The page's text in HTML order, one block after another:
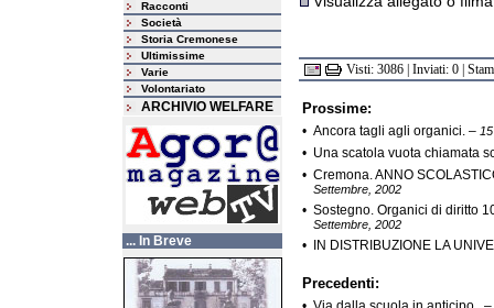
Racconti
Società
Storia Cremonese
Ultimissime
Varie
Volontariato
ARCHIVIO WELFARE
... In Breve
Visti: 3086 | Inviati: 0 |
Prossime:
• Ancora tagli agli organici. –
• Una scatola vuota chiamata
• Cremona. ANNO
Settembre, 2002
• Sostegno. Organici di diritto
Settembre, 2002
• IN DISTRIBUZIONE LA
Precedenti: